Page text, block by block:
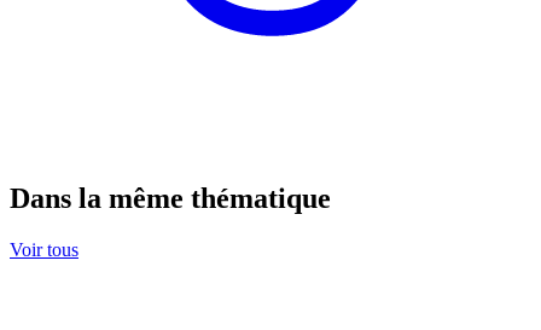
Dans la même thématique
Voir tous